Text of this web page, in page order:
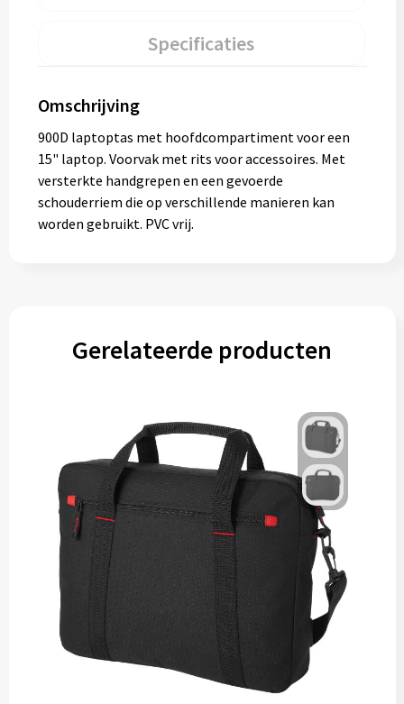
Specificaties
Omschrijving
900D laptoptas met hoofdcompartiment voor een
15" laptop. Voorvak met rits voor accessoires. Met
versterkte handgrepen en een gevoerde
schouderriem die op verschillende manieren kan
worden gebruikt. PVC vrij.
Gerelateerde producten